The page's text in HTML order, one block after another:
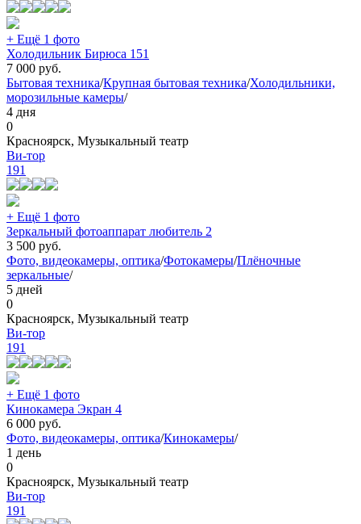
+ Ещё 1 фото
Холодильник Бирюса 151
7 000 руб.
Бытовая техника/Крупная бытовая техника/Холодильники,
морозильные камеры/
4 дня
0
Красноярск, Музыкальный театр
Ви-тор
191
+ Ещё 1 фото
Зеркальный фотоаппарат любитель 2
3 500 руб.
Фото, видеокамеры, оптика/Фотокамеры/Плёночные
зеркальные/
5 дней
0
Красноярск, Музыкальный театр
Ви-тор
191
+ Ещё 1 фото
Кинокамера Экран 4
6 000 руб.
Фото, видеокамеры, оптика/Кинокамеры/
1 день
0
Красноярск, Музыкальный театр
Ви-тор
191